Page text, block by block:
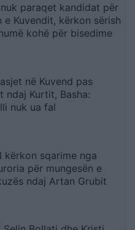
paraqet kandidat për
e Kuvendit, kërkon sërish
kohë për bisedime
në Kuvend pas
ndaj Kurtit, Basha:
nuk ua fal
kërkon sqarime nga
për mungesën e
ndaj Artan Grubit